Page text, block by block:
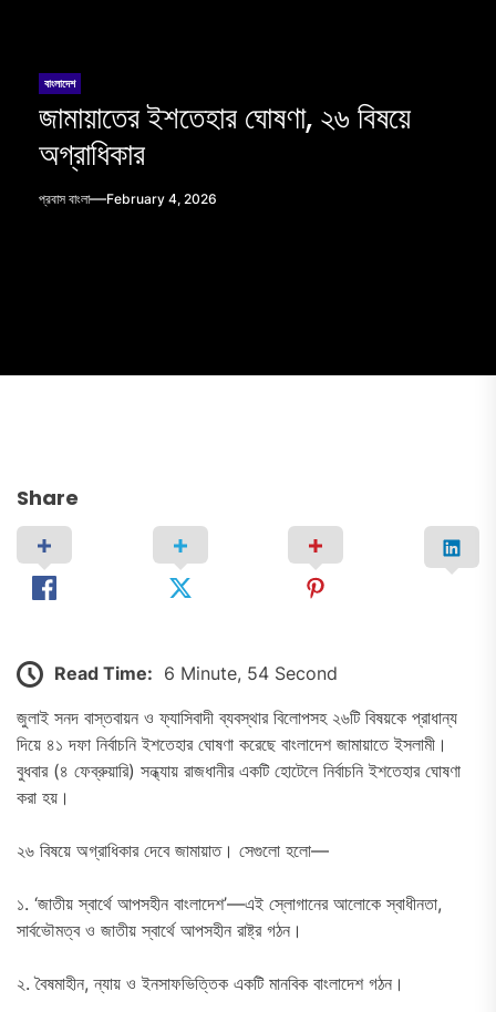
বাংলাদেশ
জামায়াতের ইশতেহার ঘোষণা, ২৬ বিষয়ে
অগ্রাধিকার
প্রবাস বাংলা February 4, 2026
Share
Read Time: 6 Minute, 54 Second
জুলাই সনদ বাস্তবায়ন ও ফ্যাসিবাদী ব্যবস্থার বিলোপসহ ২৬টি বিষয়কে প্রাধান্য
দিয়ে ৪১ দফা নির্বাচনি ইশতেহার ঘোষণা করেছে বাংলাদেশ জামায়াতে ইসলামী।
বুধবার (৪ ফেব্রুয়ারি) সন্ধ্যায় রাজধানীর একটি হোটেলে নির্বাচনি ইশতেহার ঘোষণা
করা হয়।
২৬ বিষয়ে অগ্রাধিকার দেবে জামায়াত। সেগুলো হলো—
১. ‘জাতীয় স্বার্থে আপসহীন বাংলাদেশ’—এই স্লোগানের আলোকে স্বাধীনতা,
সার্বভৌমত্ব ও জাতীয় স্বার্থে আপসহীন রাষ্ট্র গঠন।
২. বৈষমাহীন, ন্যায় ও ইনসাফভিত্তিক একটি মানবিক বাংলাদেশ গঠন।